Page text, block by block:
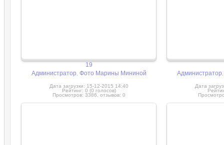
19
Администратор Фото Марины Мининой
Дата загрузки: 15-12-2015 14:40
Рейтинг: 0 (0 голосов)
Просмотров: 3386, отзывов: 0
Администратор
Дата